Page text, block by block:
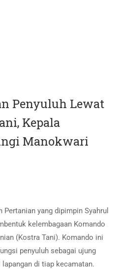
Penyuluh Lewat
Kepala
Manokwari
Pertanian yang dipimpin Syahrul
kelembagaan Komando
(Kostra Tani). Komando ini
penyuluh sebagai ujung
di tiap kecamatan.